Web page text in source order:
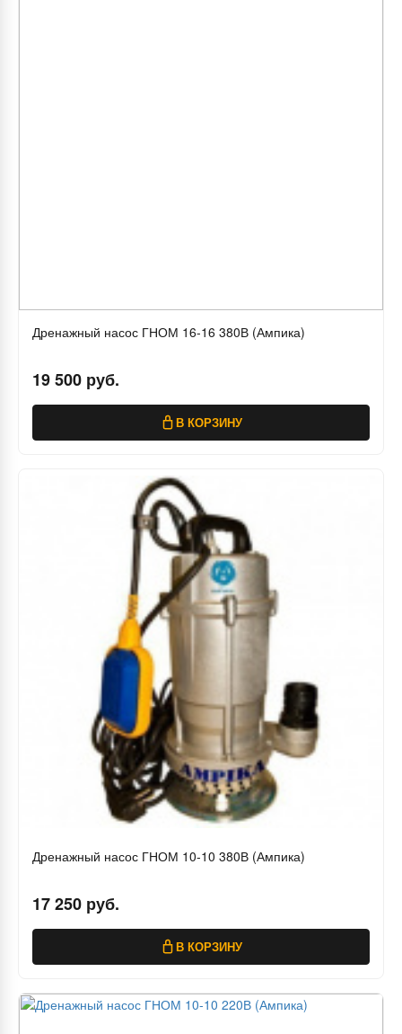
Дренажный насос ГНОМ 16-16 380В (Ампика)
19 500 руб.
В КОРЗИНУ
Дренажный насос ГНОМ 10-10 380В (Ампика)
17 250 руб.
В КОРЗИНУ